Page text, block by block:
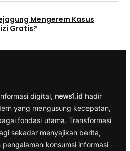
Mengerem Kasus
Gratis?
digital, news1.id hadir
yang mengusung kecepatan,
fondasi utama. Transformasi
sekadar menyajikan berita,
konsumsi informasi